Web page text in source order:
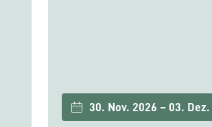
30. Nov. 2026 – 03.